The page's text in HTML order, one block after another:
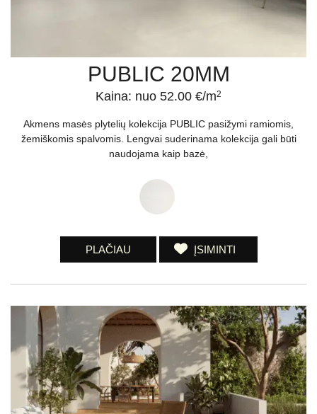
padengtos tekstūra, kuri užtikrina geresnį sukibimą ir mažina
PUBLIC 20MM
Kaina: nuo 52.00 €/m2
Akmens masės plytelių kolekcija PUBLIC pasižymi ramiomis,
žemiškomis spalvomis. Lengvai suderinama kolekcija gali būti
naudojama kaip bazė,
PLAČIAU ĮSIMINTI